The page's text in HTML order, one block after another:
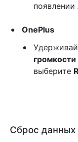
появлении
OnePlus
громкости
выберите
Сброс данных